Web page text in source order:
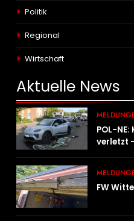
Politik
Regional
Wirtschaft
Aktuelle News
POL-
verletzt
FW